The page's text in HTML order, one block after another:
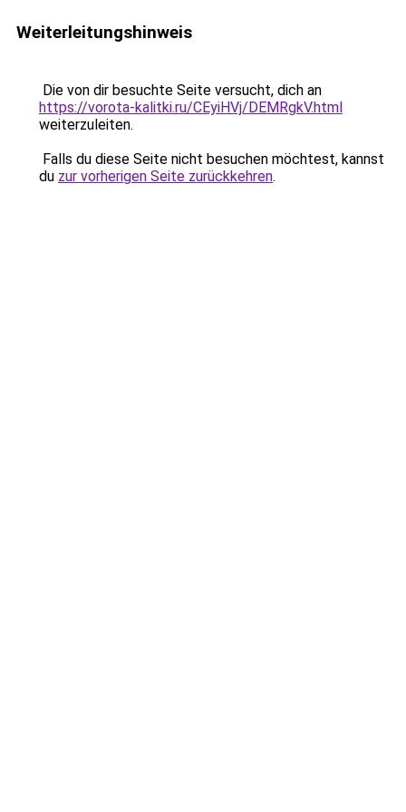
Weiterleitungshinweis
Die von dir besuchte Seite versucht, dich an
https://vorota-kalitki.ru/CEyiHVj/DEMRgkV.html
weiterzuleiten.
Falls du diese Seite nicht besuchen möchtest, kannst
du zur vorherigen Seite zurückkehren.